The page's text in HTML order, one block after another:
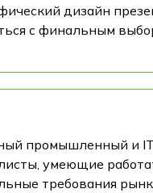
дизайн
с финальным
промышленный и
умеющие
требования